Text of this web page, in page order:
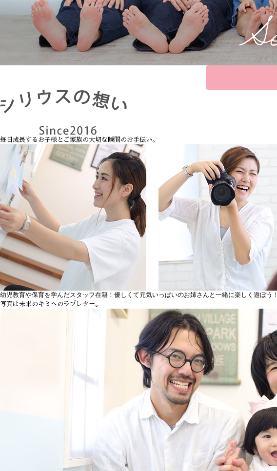
毎日成長するお子様とご家族の大切な瞬間のお手伝い。
幼児教育や保育を学んだスタッフ在籍！優しくて元気いっぱいのお姉さんと一緒に楽しく遊ぼう！
写真は未来のキミへのラブレター。